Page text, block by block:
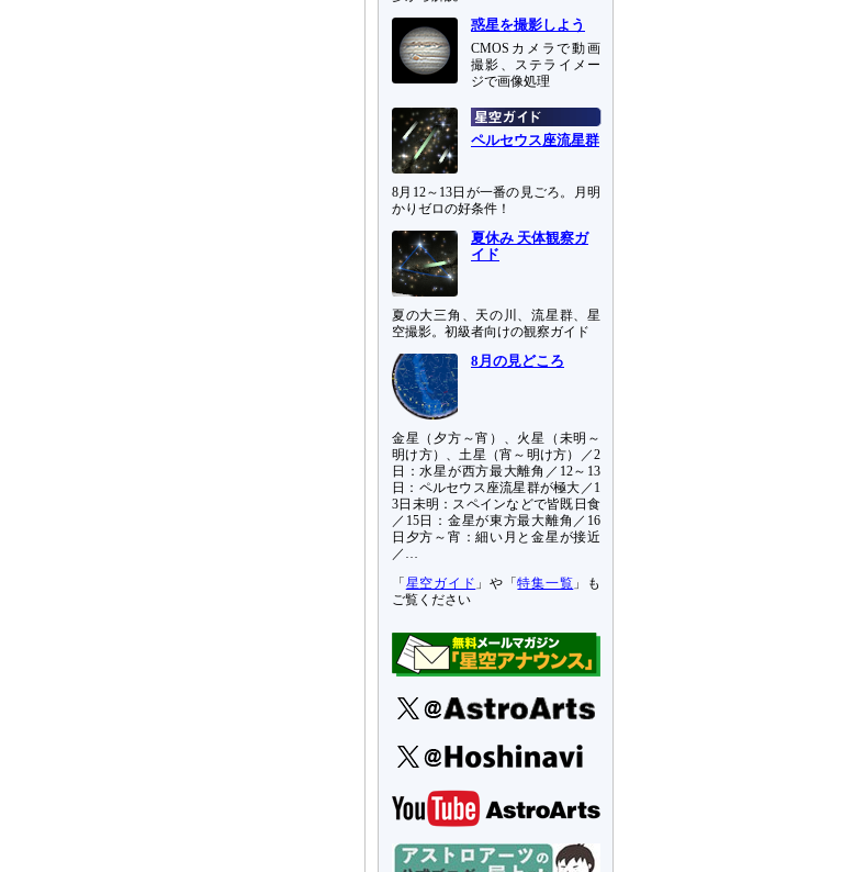
惑星を撮影しよう
CMOSカメラで動画
撮影、ステライメー
ジで画像処理
ペルセウス座流星群
8月12～13日が一番の見ごろ。月明
かりゼロの好条件！
夏休み 天体観察ガ
イド
夏の大三角、天の川、流星群、星
空撮影。初級者向けの観察ガイド
8月の見どころ
金星（夕方～宵）、火星（未明～
明け方）、土星（宵～明け方）／2
日：水星が西方最大離角／12～13
日：ペルセウス座流星群が極大／1
3日未明：スペインなどで皆既日食
／15日：金星が東方最大離角／16
日夕方～宵：細い月と金星が接近
／…
「 星空ガイド 」や「特集一覧 」も
ご覧ください